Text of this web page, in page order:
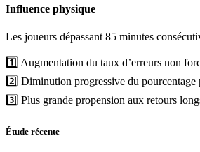
Influence physique
Les joueurs dépassant 85 minutes
1️⃣ Augmentation du taux d’erreurs non
2️⃣ Diminution progressive du pourcentage
3️⃣ Plus grande propension aux retours
Étude récente